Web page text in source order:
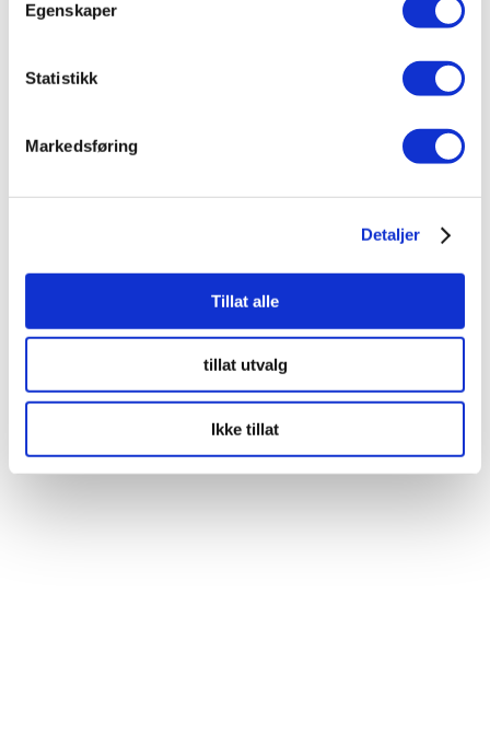
Egenskaper
Statistikk
Markedsføring
Detaljer
Tillat alle
tillat utvalg
Ikke tillat